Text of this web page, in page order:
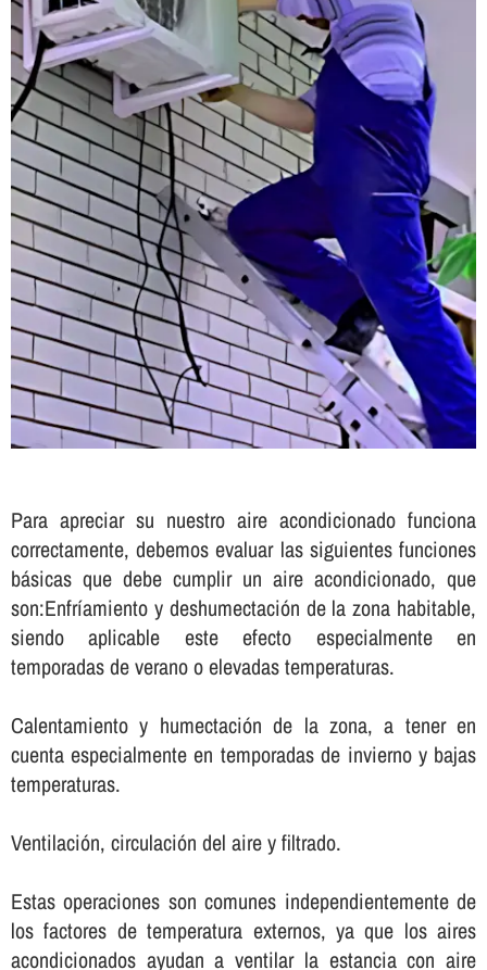
Para apreciar su nuestro aire acondicionado funciona
correctamente, debemos evaluar las siguientes funciones
básicas que debe cumplir un aire acondicionado, que
son:Enfrí­amiento y deshumectación de la zona habitable,
siendo aplicable este efecto especialmente en
temporadas de verano o elevadas temperaturas.
Calentamiento y humectación de la zona, a tener en
cuenta especialmente en temporadas de invierno y bajas
temperaturas.
Ventilación, circulación del aire y filtrado.
Estas operaciones son comunes independientemente de
los factores de temperatura externos, ya que los aires
acondicionados ayudan a ventilar la estancia con aire